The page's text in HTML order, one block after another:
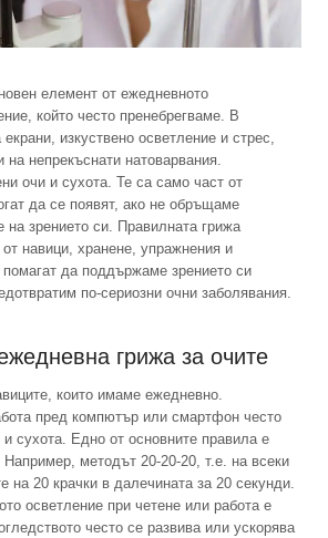
елемент от ежедневното
който често пренебрегваме. В
изкуствено осветление и стрес,
на непрекъснати натоварвания.
очи и сухота. Те са само част от
да се появят, ако не обръщаме
на зрението си. Правилната грижа
навици, хранене, упражнения и
да поддържаме зрението си
по-сериозни очни заболявания.
грижа за очите
които имаме ежедневно.
пред компютър или смартфон често
сухота. Едно от основните правила е
Например, методът 20-20-20, т.е. на всеки
на 20 крачки в далечината за 20 секунди.
осветление при четене или работа е
често се развива или ускорява